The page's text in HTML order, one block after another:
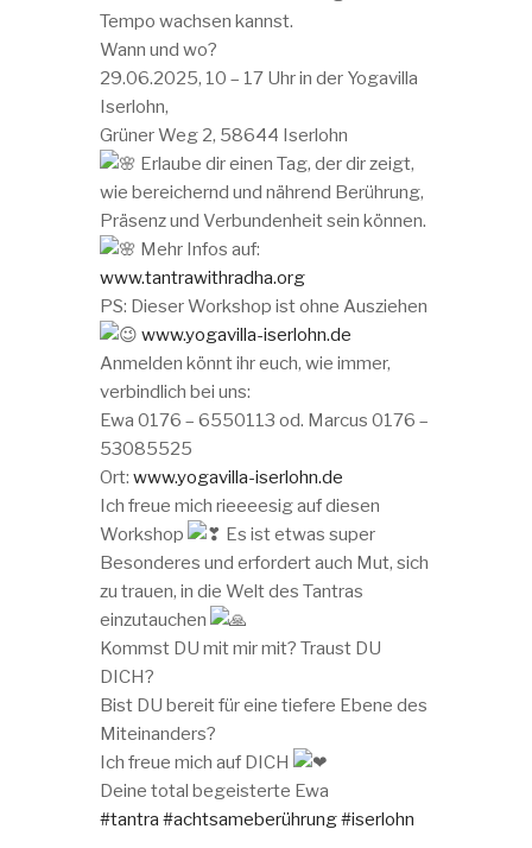
Tempo wachsen kannst.
Wann und wo?
29.06.2025, 10 – 17 Uhr in der Yogavilla
Iserlohn,
Grüner Weg 2, 58644 Iserlohn
Erlaube dir einen Tag, der dir zeigt,
wie bereichernd und nährend Berührung,
Präsenz und Verbundenheit sein können.
Mehr Infos auf:
www.tantrawithradha.org
PS: Dieser Workshop ist ohne Ausziehen
www.yogavilla-iserlohn.de
Anmelden könnt ihr euch, wie immer,
verbindlich bei uns:
Ewa 0176 – 6550113 od. Marcus 0176 –
53085525
Ort: www.yogavilla-iserlohn.de
Ich freue mich rieeeesig auf diesen
Workshop
Es ist etwas super
Besonderes und erfordert auch Mut, sich
zu trauen, in die Welt des Tantras
einzutauchen
Kommst DU mit mir mit? Traust DU
DICH?
Bist DU bereit für eine tiefere Ebene des
Miteinanders?
Ich freue mich auf DICH
Deine total begeisterte Ewa
#tantra #achtsameberührung#iserlohn